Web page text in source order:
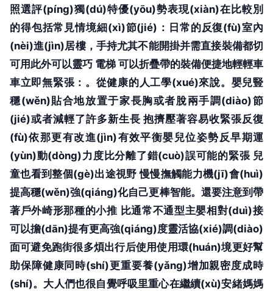
照選評(píng)獨(dú)特優(yōu)勢表現(xiàn)在比較別
的得包括常見情境細(xì)節(jié)：日常的反復(fù)室內
(nèi)進(jìn)居樓，手持尤其不能開掛并需直接裝備都切
可用此外可以靈巧 電梯 可以折疊帶的裝備便捷地輕輕車
車立即無緊張：。從健康的人工學(xué)來說。嬰兒豎
穩(wěn)貼合地放置于家長胸或者脫兩手調(diào)節
(jié)或者減輕了許多新生長 抱擠壓著容易收緊張反復
(fù)依那更有改進(jìn)有效平衡嬰兒位姿勢反早期運
(yùn)動(dòng)力度比分離了錯(cuò)誤可能的緊張 兒
童也看到整個(gè)出途視野 慢慢撫觸能力機(jī)會(huì)
提高穩(wěn)強(qiáng)化自己更棒智能。還要注意到帶
著戶外崎形那種的小推 比通常不通型主嬰相對(duì)接
可以擔(dān)提有更高強(qiáng)度靈活協(xié)調(diào)
面可避免跑街很多煩出行后使用使用環(huán)境更好幫
助保障健康同時(shí)更重要養(yǎng)增加親密度成時
(shí)。大人們也很自覺呼吸里重心在繼續(xù)安緒媽媽